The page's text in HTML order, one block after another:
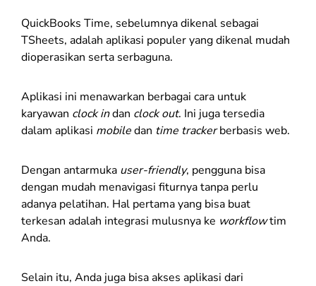
QuickBooks Time, sebelumnya dikenal sebagai
TSheets, adalah aplikasi populer yang dikenal mudah
dioperasikan serta serbaguna.
Aplikasi ini menawarkan berbagai cara untuk
karyawan clock indan clock out. Ini juga tersedia
dalam aplikasi mobiledan time trackerberbasis web.
Dengan antarmuka user-friendly, pengguna bisa
dengan mudah menavigasi fiturnya tanpa perlu
adanya pelatihan. Hal pertama yang bisa buat
terkesan adalah integrasi mulusnya ke workflowtim
Anda.
Selain itu, Anda juga bisa akses aplikasi dari